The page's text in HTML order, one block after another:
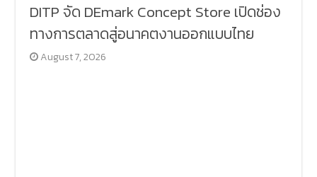
DITP จัด DEmark Concept Store เปิดช่อง
ทางการตลาดสู่อนาคตงานออกแบบไทย
August 7, 2026